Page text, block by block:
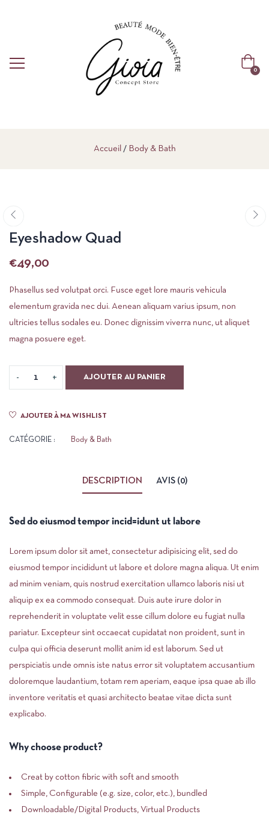
0
Accueil Body & Bath
Eyeshadow Quad
€49,00
Phasellus sed volutpat orci. Fusce eget lore mauris vehicula
elementum gravida nec dui. Aenean aliquam varius ipsum, non
ultricies tellus sodales eu. Donec dignissim viverra nunc, ut aliquet
magna posuere eget.
AJOUTER AU PANIER
AJOUTER À MA WISHLIST
CATÉGORIE : Body & Bath
DESCRIPTION AVIS (0)
Sed do eiusmod tempor incid=idunt ut labore
Lorem ipsum dolor sit amet, consectetur adipisicing elit, sed do
eiusmod tempor incididunt ut labore et dolore magna aliqua. Ut enim
ad minim veniam, quis nostrud exercitation ullamco laboris nisi ut
aliquip ex ea commodo consequat. Duis aute irure dolor in
reprehenderit in voluptate velit esse cillum dolore eu fugiat nulla
pariatur. Excepteur sint occaecat cupidatat non proident, sunt in
culpa qui officia deserunt mollit anim id est laborum. Sed ut
perspiciatis unde omnis iste natus error sit voluptatem accusantium
doloremque laudantium, totam rem aperiam, eaque ipsa quae ab illo
inventore veritatis et quasi architecto beatae vitae dicta sunt
explicabo.
Why choose product?
Creat by cotton fibric with soft and smooth
Simple, Configurable (e.g. size, color, etc.), bundled
Downloadable/Digital Products, Virtual Products